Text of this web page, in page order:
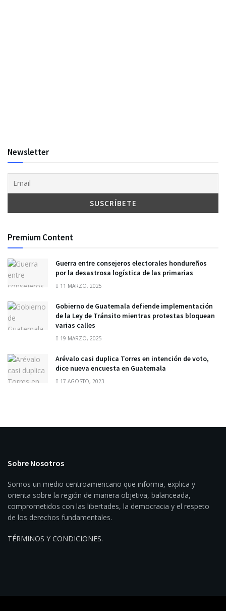
Newsletter
Premium Content
Guerra entre consejeros electorales hondureños
por la desastrosa logística de las primarias
11 MARZO, 2025
Gobierno de Guatemala defiende implementación
de la Ley de Tránsito mientras protestas bloquean
varias calles
19 MARZO, 2025
Arévalo casi duplica Torres en intención de voto,
dice nueva encuesta en Guatemala
17 AGOSTO, 2023
Sobre Nosotros
Somos un medio centroamericano que informa, explica y
orienta sobre la región de manera objetiva, balanceada,
comprometidos con las libertades, la democracia y el respeto
de los derechos fundamentales.
TÉRMINOS Y CONDICIONES.